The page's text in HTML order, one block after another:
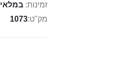
זמינות: במלאי
מק"ט 1073